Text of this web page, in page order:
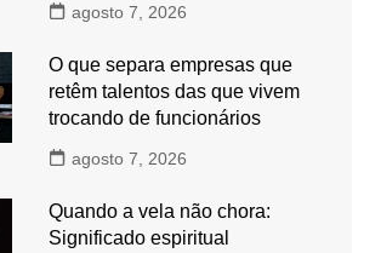
agosto 7, 2026
O que separa empresas que
retêm talentos das que vivem
trocando de funcionários
agosto 7, 2026
Quando a vela não chora:
Significado espiritual